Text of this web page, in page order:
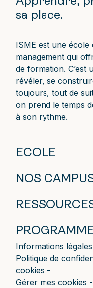
sa place.
ISME est une école
management qui
de formation. C’est
révéler, se
toujours, tout de
on prend le temps
à son rythme.
ECOLE
NOS
Informations légales
Politique de
cookies
Gérer mes cookies